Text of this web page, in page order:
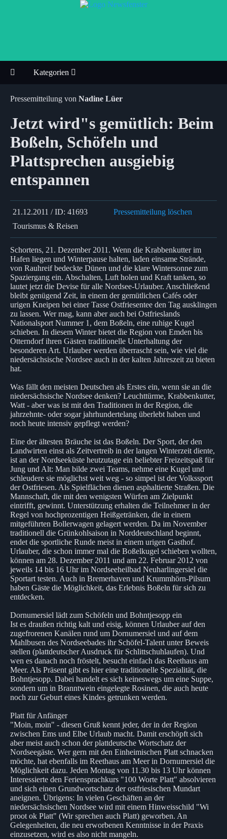
Kategorien
Pressemitteilung von Nadine Lüer
Jetzt wird"s gemütlich: Beim
Boßeln, Schöfeln und
Plattsprechen ausgiebig
entspannen
21.12.2011 / ID: 41693
Pressemitteilung löschen
Tourismus & Reisen
Schortens, 21. Dezember 2011. Wenn die Krabbenkutter im
Hafen liegen und Winterpause halten, laden einsame Strände,
von Rauhreif bedeckte Dünen und die klare Wintersonne zum
Spaziergang ein. Abschalten, Luft holen und Kraft tanken, so
lautet jetzt die Devise für alle Nordsee-Urlauber. Anschließend
bleibt genügend Zeit, in einem der gemütlichen Cafés oder
urigen Kneipen bei einer Tasse Ostfriesentee den Tag ausklingen
zu lassen. Wer mag, kann aber auch bei Ostfrieslands
Nationalsport Nummer 1, dem Boßeln, eine ruhige Kugel
schieben. In diesem Winter bietet die Region von Emden bis
Otterndorf ihren Gästen traditionelle Unterhaltung der
besonderen Art. Urlauber werden überrascht sein, wie viel die
niedersächsische Nordsee auch in der kalten Jahreszeit zu bieten
hat.
Was fällt den meisten Deutschen als Erstes ein, wenn sie an die
niedersächsische Nordsee denken? Leuchttürme, Krabbenkutter,
Watt - aber was ist mit den Traditionen in der Region, die
jahrzehnte- oder sogar jahrhundertelang überlebt haben und
noch heute intensiv gepflegt werden?
Eine der ältesten Bräuche ist das Boßeln. Der Sport, der den
Landwirten einst als Zeitvertreib in der langen Winterzeit diente,
ist an der Nordseeküste heutzutage ein beliebter Freizeitspaß für
Jung und Alt: Man bilde zwei Teams, nehme eine Kugel und
schleudere sie möglichst weit weg - so simpel ist der Volkssport
der Ostfriesen. Als Spielflächen dienen asphaltierte Straßen. Die
Mannschaft, die mit den wenigsten Würfen am Zielpunkt
eintrifft, gewinnt. Unterstützung erhalten die Teilnehmer in der
Regel von hochprozentigen Heißgetränken, die in einem
mitgeführten Bollerwagen gelagert werden. Da im November
traditionell die Grünkohlsaison in Norddeutschland beginnt,
endet die sportliche Runde meist in einem urigen Gasthof.
Urlauber, die schon immer mal die Boßelkugel schieben wollten,
können am 28. Dezember 2011 und am 22. Februar 2012 von
jeweils 14 bis 16 Uhr im Nordseeheilbad Neuharlingersiel die
Sportart testen. Auch in Bremerhaven und Krummhörn-Pilsum
haben Gäste die Möglichkeit, das Erlebnis Boßeln für sich zu
entdecken.
Dornumersiel lädt zum Schöfeln und Bohntjesopp ein
Ist es draußen richtig kalt und eisig, können Urlauber auf den
zugefrorenen Kanälen rund um Dornumersiel und auf dem
Mahlbusen des Nordseebades ihr Schöfel-Talent unter Beweis
stellen (plattdeutscher Ausdruck für Schlittschuhlaufen). Und
wen es danach noch fröstelt, besucht einfach das Reethaus am
Meer. Als Präsent gibt es hier eine traditionelle Spezialität, die
Bohntjesopp. Dabei handelt es sich keineswegs um eine Suppe,
sondern um in Branntwein eingelegte Rosinen, die auch heute
noch zur Geburt eines Kindes getrunken werden.
Platt für Anfänger
"Moin, moin" - diesen Gruß kennt jeder, der in der Region
zwischen Ems und Elbe Urlaub macht. Damit erschöpft sich
aber meist auch schon der plattdeutsche Wortschatz der
Nordseegäste. Wer gern mit den Einheimischen Platt schnacken
möchte, hat ebenfalls im Reethaus am Meer in Dornumersiel die
Möglichkeit dazu. Jeden Montag von 11.30 bis 13 Uhr können
Interessierte den Feriensprachkurs "100 Worte Platt" absolvieren
und sich einen Grundwortschatz der ostfriesischen Mundart
aneignen. Übrigens: In vielen Geschäften an der
niedersächsischen Nordsee wird mit einem Hinweisschild "Wi
proot ok Platt" (Wir sprechen auch Platt) geworben. An
Gelegenheiten, die neu erworbenen Kenntnisse in der Praxis
einzusetzen, wird es also nicht mangeln.